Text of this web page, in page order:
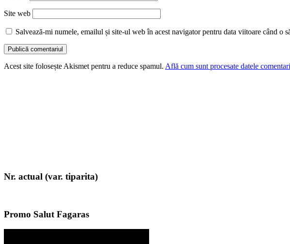
Site web
Salvează-mi numele, emailul și site-ul web în acest navigator pentru data viitoare când o
Acest site folosește Akismet pentru a reduce spamul. Află cum sunt procesate datele
Nr. actual (var. tiparita)
Promo Salut Fagaras